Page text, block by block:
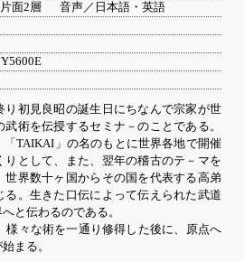
面2層
音声／日本語・英語
り初見良昭の誕生日にちなんで宗家が世
術を伝授するセミナ－のことである。
「TAIKAI」の名のもとに世界各地で開催
りとして、また、翌年の稽古のテ－マを
世界数十ヶ国からその国を代表する高弟
る。生きた口伝によって伝えられた武道
と伝わるのである。
様々な術を一通り修得した後に、原点へ
まる。